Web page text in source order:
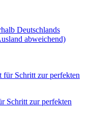
Deutschlands
abweichend)
Schritt zur perfekten